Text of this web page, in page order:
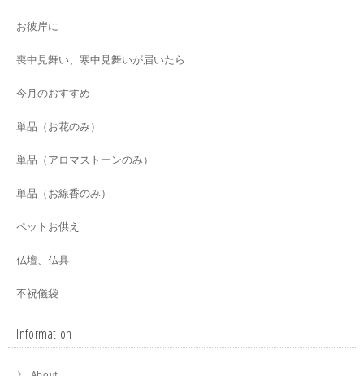
お彼岸に
喪中見舞い、寒中見舞いが届いたら
今月のおすすめ
単品（お花のみ）
単品（アロマストーンのみ）
単品（お線香のみ）
ペットお供え
仏壇、仏具
不祝儀袋
Information